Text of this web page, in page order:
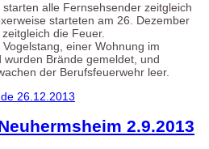
alle Fernsehsender zeitgleich
starteten am 26. Dezember
die Feuer.
einer Wohnung im
Brände gemeldet, und
der Berufsfeuerwehr leer.
26.12.2013
2.9.2013